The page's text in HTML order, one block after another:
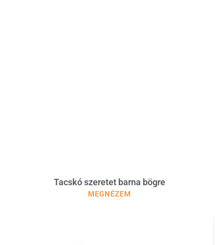
Tacskó szeretet barna bögre
MEGNÉZEM